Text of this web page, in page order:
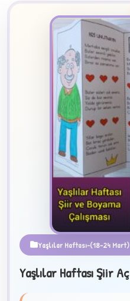
✧
Yaşlılar Haftası-(18-24 Mart)
Yaşlılar Haftası Şiir